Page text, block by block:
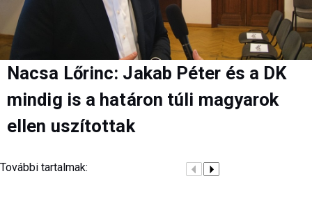
Nacsa Lőrinc: Jakab Péter és a DK
mindig is a határon túli magyarok
ellen uszítottak
További tartalmak: